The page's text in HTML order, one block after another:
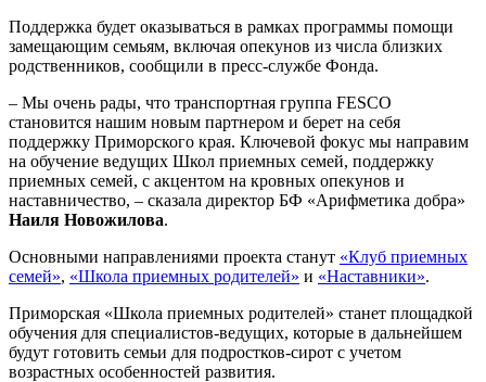
Поддержка будет оказываться в рамках программы помощи
замещающим семьям, включая опекунов из числа близких
родственников, сообщили в пресс-службе Фонда.
– Мы очень рады, что транспортная группа FESCO
становится нашим новым партнером и берет на себя
поддержку Приморского края. Ключевой фокус мы направим
на обучение ведущих Школ приемных семей, поддержку
приемных семей, с акцентом на кровных опекунов и
наставничество, – сказала директор БФ «Арифметика добра»
Наиля Новожилова.
Основными направлениями проекта станут «Клуб приемных
семей», «Школа приемных родителей» и «Наставники».
Приморская «Школа приемных родителей» станет площадкой
обучения для специалистов-ведущих, которые в дальнейшем
будут готовить семьи для подростков-сирот с учетом
возрастных особенностей развития.